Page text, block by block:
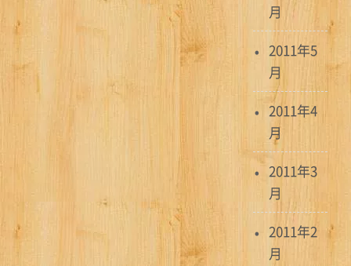
月
2011年5
月
2011年4
月
2011年3
月
2011年2
月